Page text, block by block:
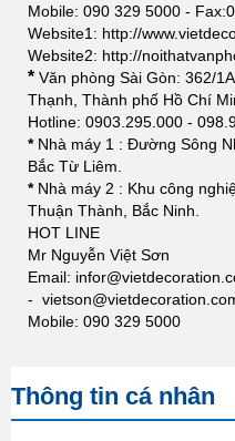
Mobile: 090 329 5000 -
Website1: http://
Website2: http://
* Văn phòng Sài Gòn: 362/
Thạnh, Thành phố Hồ Chí
Hotline: 0903.295.000 -
* Nhà máy 1 : Đường Sông
Bắc Từ Liêm.
* Nhà máy 2 : Khu công
Thuận Thành, Bắc Ninh.
HOT LINE
Mr Nguyễn Việt Sơn
Email: infor@
-
Mobile: 090 329 5000
Thông tin cá nhân